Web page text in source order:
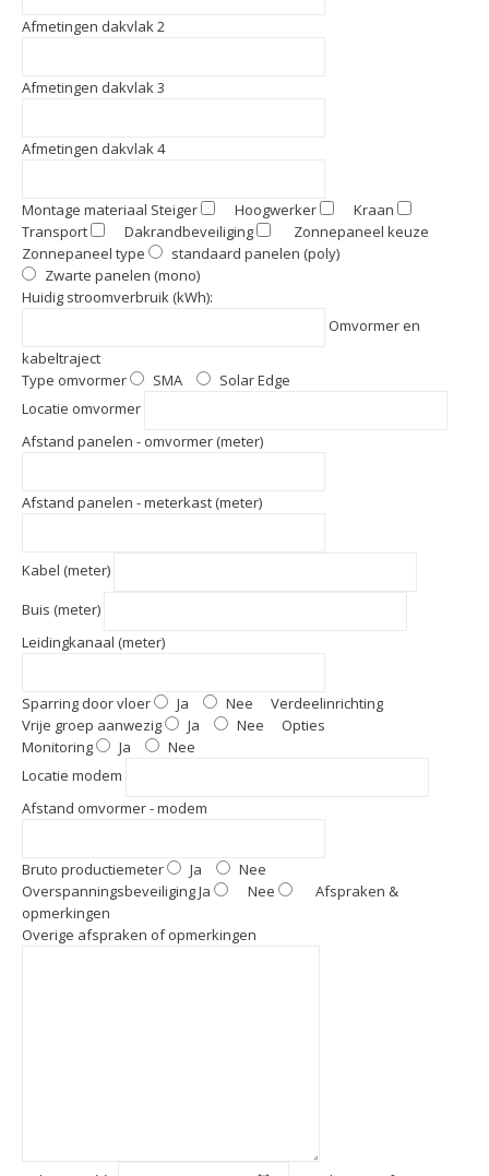
Afmetingen dakvlak 2
Afmetingen dakvlak 3
Afmetingen dakvlak 4
Montage materiaal Steiger Hoogwerker
Kraan
Transport
Dakrandbeveiliging
Zonnepaneel keuze
Zonnepaneel type
standaard panelen (poly)
Zwarte panelen (mono)
Huidig stroomverbruik (kWh):
Omvormer en
kabeltraject
Type omvormer
SMA
Solar Edge
Locatie omvormer
Afstand panelen - omvormer (meter)
Afstand panelen - meterkast (meter)
Kabel (meter)
Buis (meter)
Leidingkanaal (meter)
Sparring door vloer Ja Nee
Verdeelinrichting
Vrije groep aanwezig
Ja Nee
Opties
Monitoring
Ja
Nee
Locatie modem
Afstand omvormer - modem
Bruto productiemeter Ja
Nee
OverspanningsbeveiligingJa Nee
Afspraken &
opmerkingen
Overige afspraken of opmerkingen